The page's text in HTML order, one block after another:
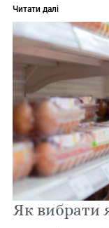
Читати далі
Як вибрати